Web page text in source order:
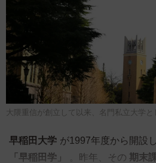
大隈重信が創立して以来、名門私立大学
早稲田大学 が1997年度から開設
「早稲田学」
。昨年、その 期末